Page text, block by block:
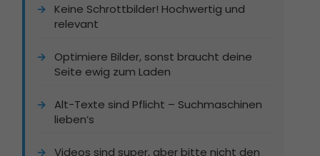
Keine Schrottbilder! Hochwertig und
relevant
Optimiere Bilder, sonst braucht deine
Seite ewig zum Laden
Alt-Texte sind Pflicht – Suchmaschinen
lieben’s
Videos sind super, aber bitte nicht den